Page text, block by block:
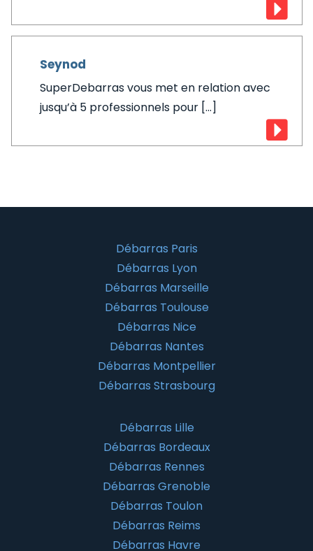
Seynod
SuperDebarras vous met en relation avec
jusqu’à 5 professionnels pour [...]
Débarras Paris
Débarras Lyon
Débarras Marseille
Débarras Toulouse
Débarras Nice
Débarras Nantes
Débarras Montpellier
Débarras Strasbourg
Débarras Lille
Débarras Bordeaux
Débarras Rennes
Débarras Grenoble
Débarras Toulon
Débarras Reims
Débarras Havre